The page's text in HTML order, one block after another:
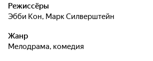
Режиссёры
Эбби Кон, Марк Силверштейн
Жанр
мелодрама, комедия